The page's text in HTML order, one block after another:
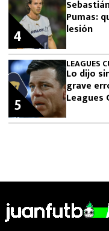
Pumas:
lesión
4
LEAGUES
Lo dijo
grave
Leagues
5